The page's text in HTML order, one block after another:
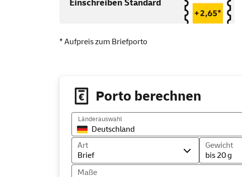
Einschreiben Standard
* Aufpreis zum Briefporto
Porto berechnen
Länderauswahl
Art
Brief
Gewicht
bis 20 g
Maße